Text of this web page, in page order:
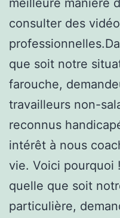
consulter des
que soit notre
farouche,
travailleurs non-
reconnus
intérêt à nous
vie. Voici pourquoi
quelle que soit
particulière,